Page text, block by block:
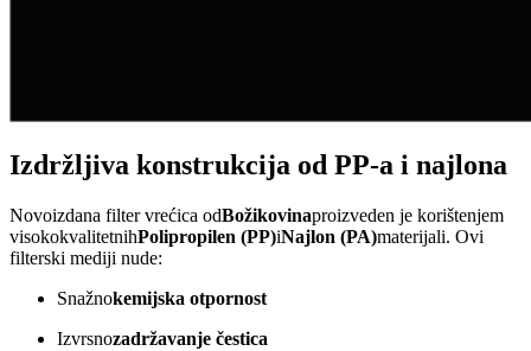
Izdržljiva konstrukcija od PP-a i najlona
Novoizdana filter vrećica odBožikovinaproizveden je korištenjem
visokokvalitetnihPolipropilen (PP)iNajlon (PA)materijali. Ovi
filterski mediji nude:
Snažnokemijska otpornost
Izvrsnozadržavanje čestica